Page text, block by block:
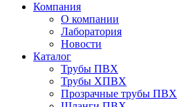
Компания
О компании
Лаборатория
Новости
Каталог
Трубы ПВХ
Трубы ХПВХ
Прозрачные трубы ПВХ